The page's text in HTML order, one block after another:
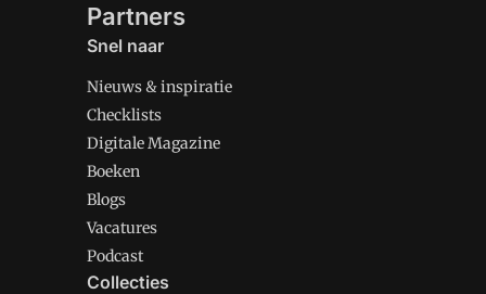
Partners
Snel naar
Nieuws & inspiratie
Checklists
Digitale Magazine
Boeken
Blogs
Vacatures
Podcast
Collecties